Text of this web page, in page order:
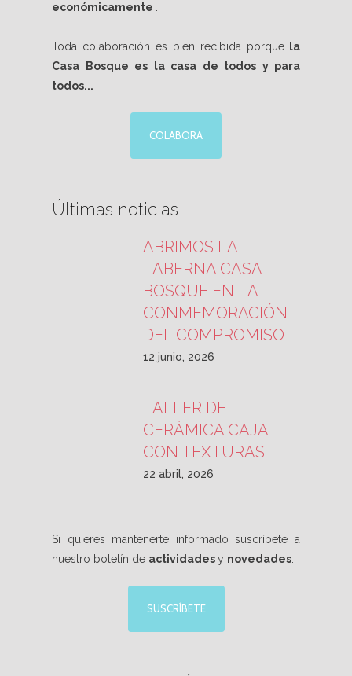
económicamente
Toda colaboración es bien recibida porque la
Casa Bosque es la casa de todos y para
todos...
COLABORA
Últimas noticias
ABRIMOS LA
TABERNA CASA
BOSQUE EN LA
CONMEMORACIÓN
DEL COMPROMISO
12 junio, 2026
TALLER DE
CERÁMICA CAJA
CON TEXTURAS
22 abril, 2026
Si quieres mantenerte informado suscríbete a
nuestro boletín de actividadesy novedades
SUSCRÍBETE